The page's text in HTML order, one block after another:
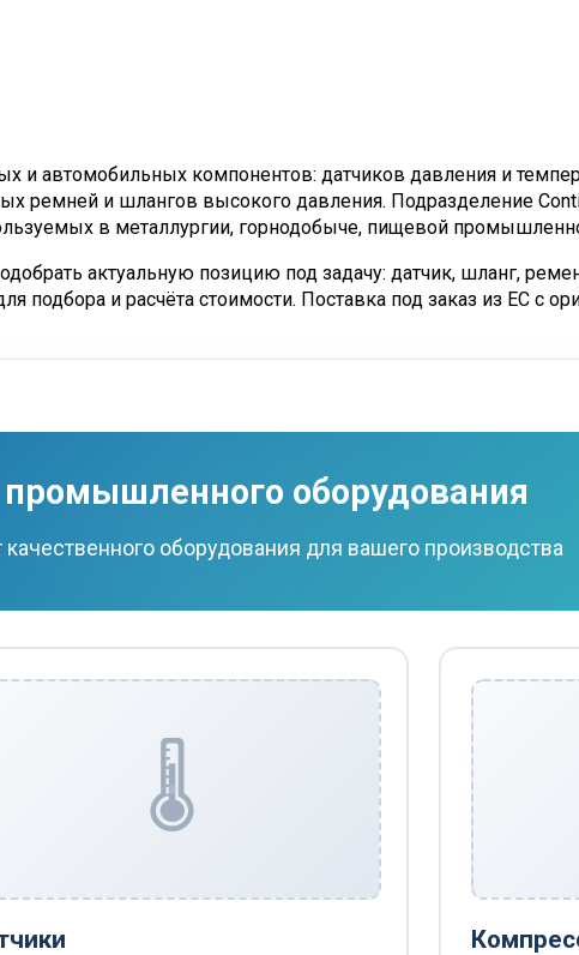
автомобильных компонентов: датчиков давления и
ремней и шлангов высокого давления. Подразделение
в металлургии, горнодобыче, пищевой
актуальную позицию под задачу: датчик, шланг,
подбора и расчёта стоимости. Поставка под заказ из ЕС с
оборудования
оборудования для вашего производства
🌡️